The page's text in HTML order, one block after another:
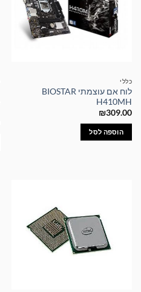
כללי
לוח אם עוצמתי BIOSTAR
H410MH
₪309.00
הוספה לסל